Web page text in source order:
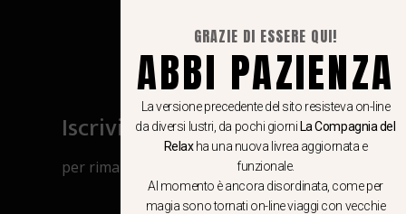
Iscriviti al canale Whatsapp
per rimanere aggiornato su viaggi, eventi
e notizie!
GRAZIE DI ESSERE QUI!
ABBI PAZIENZA
La versione precedente del sito resisteva on-line
da diversi lustri, da pochi giorni La Compagnia del
Relaxha una nuova livrea aggiornata e
funzionale.
Al momento è ancora disordinata, come per
magia sono tornati on-line viaggi con vecchie